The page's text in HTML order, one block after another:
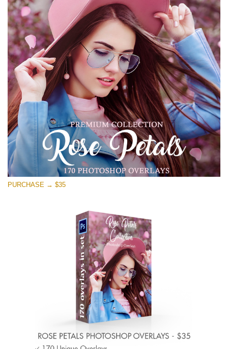
Large 6000*4000px
Entire Collection
(1783 Overlays)
Large 6000*4000px
無料ダウンロード
PURCHASE → $35